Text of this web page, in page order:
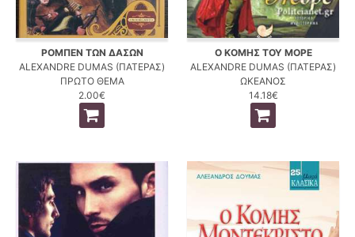
ΡΟΜΠΕΝ ΤΩΝ ΔΑΣΩΝ
ALEXANDRE DUMAS (ΠΑΤΕΡΑΣ)
ΠΡΩΤΟ ΘΕΜΑ
2.00€
Ο ΚΟΜΗΣ ΤΟΥ ΜΟΡΕ
ALEXANDRE DUMAS (ΠΑΤΕΡΑΣ)
ΩΚΕΑΝΟΣ
14.18€